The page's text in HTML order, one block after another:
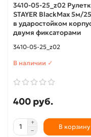
3410-05-25_z02
STAYER BlackMax 5м/
в ударостойком
двумя фиксаторами
3410-05-25_z02
В наличии ✓
400 руб.
В корзину